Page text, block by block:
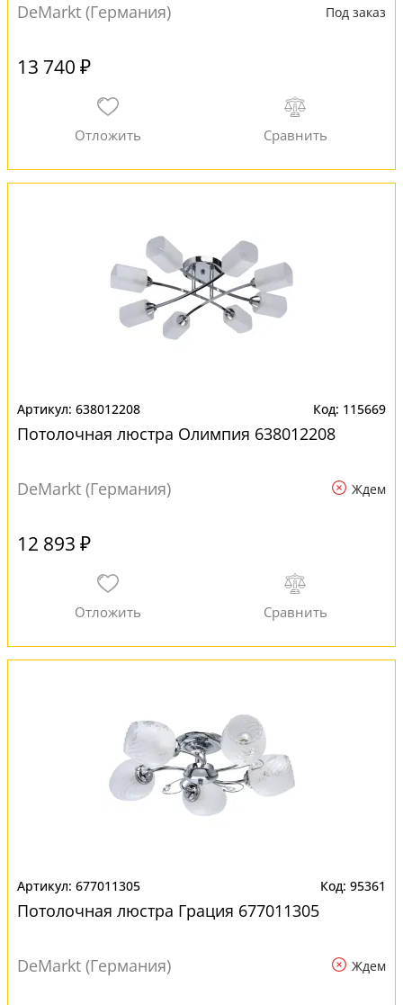
DeMarkt (Германия) Под заказ
13 740 ₽
638012208 115669
Потолочная люстра Олимпия 638012208
DeMarkt (Германия) Ждем
12 893 ₽
677011305 95361
Потолочная люстра Грация 677011305
DeMarkt (Германия) Ждем